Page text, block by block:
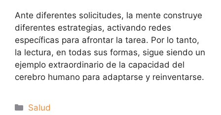
Ante diferentes solicitudes, la mente construye
diferentes estrategias, activando redes
específicas para afrontar la tarea. Por lo tanto,
la lectura, en todas sus formas, sigue siendo un
ejemplo extraordinario de la capacidad del
cerebro humano para adaptarse y reinventarse.
Categorías
Salud